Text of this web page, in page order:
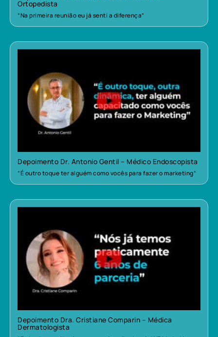
Ortopedista
“Na primeira reunião eu já senti a diferença”
Depoimento Dr. Antonio Gentil – Médico Endoscopista
“É outro toque ter alguém como vocês para fazer o marketing”
Depoimento Dra. Cristiane Comparin – Médica
Dermatologista